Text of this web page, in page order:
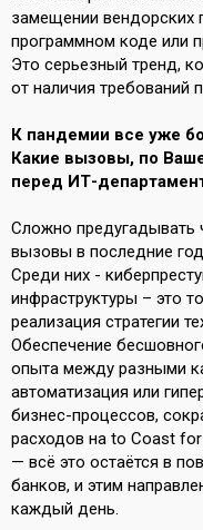
замещении вендорских
программном коде или
Это серьезный тренд,
от наличия
К пандемии все уже
Какие вызовы, по
перед ИТ-
Сложно предугадывать
вызовы в последние
Среди них -
инфраструктуры – это
реализация стратегии
Обеспечение
опыта между разными
автоматизация или
бизнес-процессов,
расходов на to Coast
— всё это остаётся в
банков, и этим
каждый день.